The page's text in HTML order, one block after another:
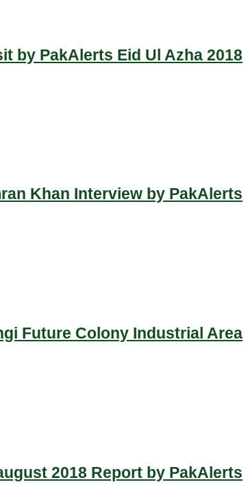
by PakAlerts Eid Ul Azha 2018
Khan Interview by PakAlerts
Future Colony Industrial Area
2018 Report by PakAlerts